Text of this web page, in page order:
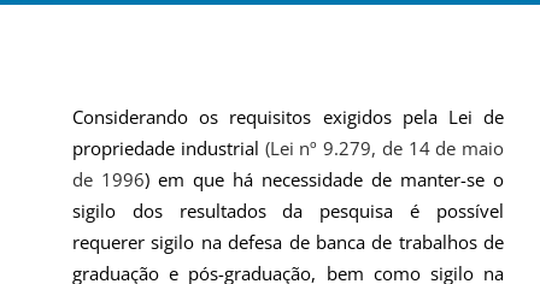
Considerando os requisitos exigidos pela Lei de
propriedade industrial (Lei nº 9.279, de 14 de maio
de 1996) em que há necessidade de manter-se o
sigilo dos resultados da pesquisa é possível
requerer sigilo na defesa de banca de trabalhos de
graduação e pós-graduação, bem como sigilo na